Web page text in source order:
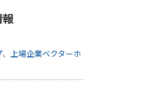
上場企業ベクターホ